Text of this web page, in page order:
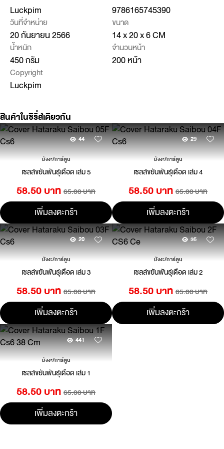
Luckpim 9786165745390
วันที่จำหน่าย
20 กันยายน 2566
ขนาด
14 x 20 x 6 CM
น้ำหนัก
450 กรัม
จำนวนหน้า
200 หน้า
Copyright
Luckpim
สินค้าในซีรี่ส์เดียวกัน
44
มังงะ/การ์ตูน
เซลล์ขยันพันธุ์เดือด เล่ม 5
58.50 บาท 65.00 บาท
เพิ่มลงตะกร้า
29
มังงะ/การ์ตูน
เซลล์ขยันพันธุ์เดือด เล่ม 4
58.50 บาท 65.00 บาท
เพิ่มลงตะกร้า
20
มังงะ/การ์ตูน
เซลล์ขยันพันธุ์เดือด เล่ม 3
58.50 บาท 65.00 บาท
เพิ่มลงตะกร้า
36
มังงะ/การ์ตูน
เซลล์ขยันพันธุ์เดือด เล่ม 2
58.50 บาท 65.00 บาท
เพิ่มลงตะกร้า
441
มังงะ/การ์ตูน
เซลล์ขยันพันธุ์เดือด เล่ม 1
58.50 บาท 65.00 บาท
เพิ่มลงตะกร้า